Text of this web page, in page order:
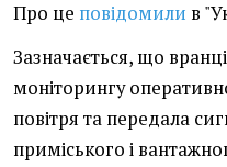
Про це повідомили в
Зазначається, що
моніторингу
повітря та передала
приміського і